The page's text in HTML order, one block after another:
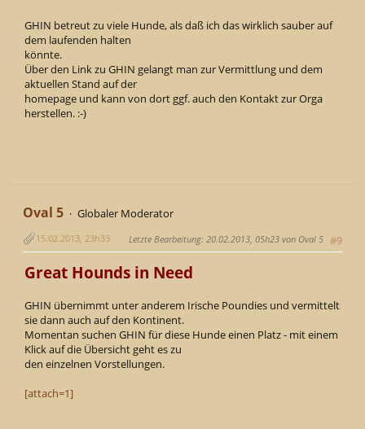
GHIN betreut zu viele Hunde, als daß ich das wirklich sauber auf
dem laufenden halten
könnte.
Über den Link zu GHIN gelangt man zur Vermittlung und dem
aktuellen Stand auf der
homepage und kann von dort ggf. auch den Kontakt zur Orga
herstellen. :-)
Oval 5
Globaler Moderator
#9
15.02.2013, 23h33 Letzte Bearbeitung: 20.02.2013, 05h23 von Oval 5
Great Hounds in Need
GHIN übernimmt unter anderem Irische Poundies und vermittelt
sie dann auch auf den Kontinent.
Momentan suchen GHIN für diese Hunde einen Platz - mit einem
Klick auf die Übersicht geht es zu
den einzelnen Vorstellungen.
[attach=1]